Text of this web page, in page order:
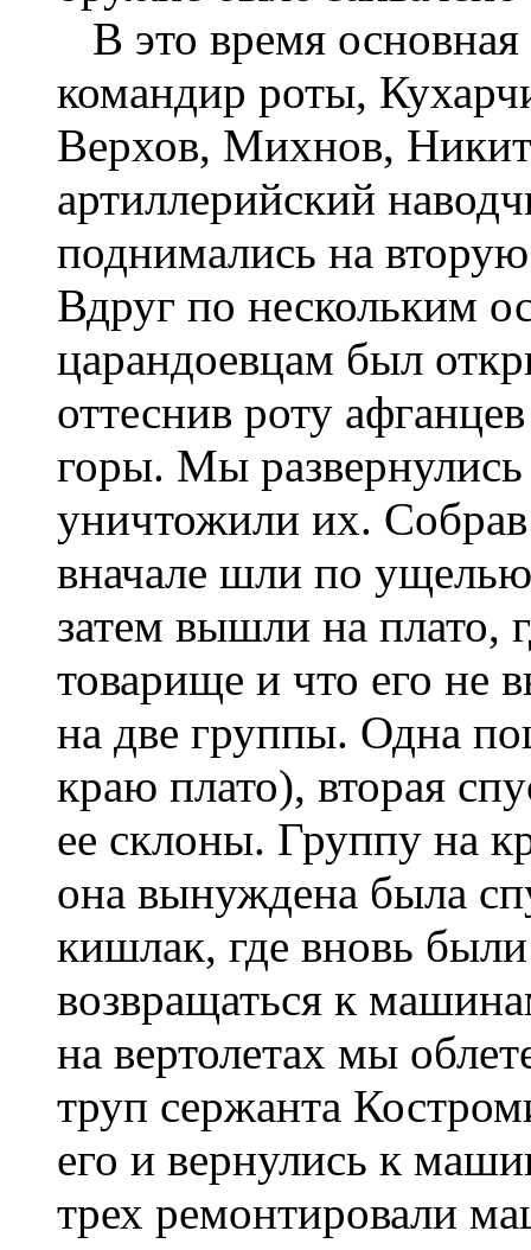
В это время основная
командир роты,
Верхов, Михнов,
артиллерийский
поднимались на
Вдруг по нескольким
царандоевцам был
оттеснив роту
горы. Мы
уничтожили их.
вначале шли по
затем вышли на плато,
товарище и что его не
на две группы. Одна
краю плато), вторая
ее склоны. Группу на
она вынуждена была
кишлак, где вновь
возвращаться к
на вертолетах мы
труп сержанта
его и вернулись к
трех ремонтировали